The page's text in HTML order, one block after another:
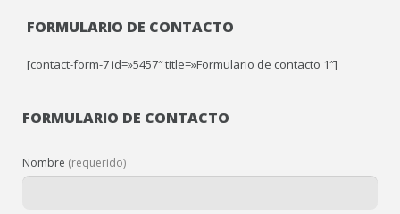
FORMULARIO DE CONTACTO
[contact-form-7 id=»5457″ title=»Formulario de contacto 1″]
FORMULARIO DE CONTACTO
Nombre (requerido)